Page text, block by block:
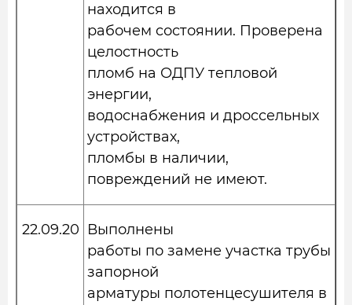
находится в
рабочем состоянии. Проверена
целостность
пломб на ОДПУ тепловой
энергии,
водоснабжения и дроссельных
устройствах,
пломбы в наличии,
повреждений не имеют.
22.09.20 Выполнены
работы по замене участка трубы
запорной
арматуры полотенцесушителя в